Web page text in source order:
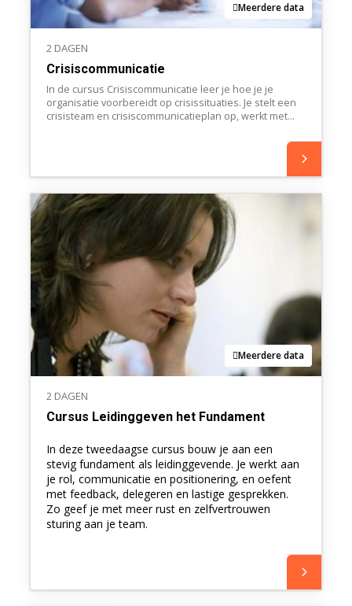
Meerdere data
2 DAGEN
Crisiscommunicatie
In de cursus Crisiscommunicatie leer je hoe je je
organisatie voorbereidt op crisissituaties. Je stelt een
crisisteam en crisiscommunicatieplan op, werkt met
Meerdere data
2 DAGEN
Cursus Leidinggeven het Fundament
In deze tweedaagse cursus bouw je aan een
stevig fundament als leidinggevende. Je werkt aan
je rol, communicatie en positionering, en oefent
met feedback, delegeren en lastige gesprekken.
Zo geef je met meer rust en zelfvertrouwen
sturing aan je team.